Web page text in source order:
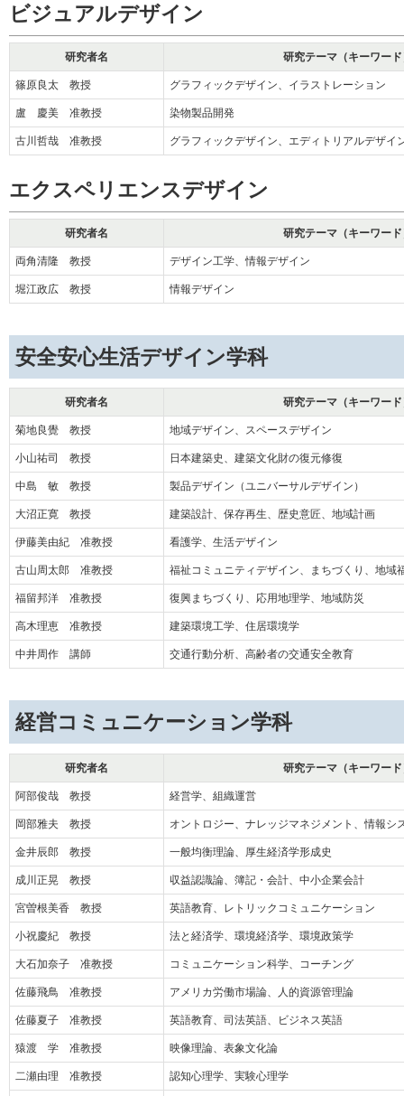
ビジュアルデザイン
研究者名 研究テーマ（キーワード
篠原良太 教授 グラフィックデザイン、イラストレーション
盧 慶美 准教授 染物製品開発
古川哲哉 准教授 グラフィックデザイン、エディトリアルデザイ
エクスペリエンスデザイン
研究者名 研究テーマ（キーワード
両角清隆 教授 デザイン工学、情報デザイン
堀江政広 教授 情報デザイン
安全安心生活デザイン学科
研究者名 研究テーマ（キーワード
菊地良覺 教授 地域デザイン、スペースデザイン
小山祐司 教授 日本建築史、建築文化財の復元修復
中島 敏 教授 製品デザイン（ユニバーサルデザイン）
大沼正寛 教授 建築設計、保存再生、歴史意匠、地域計画
伊藤美由紀 准教授 看護学、生活デザイン
古山周太郎 准教授 福祉コミュニティデザイン、まちづくり、地域
福留邦洋 准教授 復興まちづくり、応用地理学、地域防災
高木理恵 准教授 建築環境工学、住居環境学
中井周作 講師 交通行動分析、高齢者の交通安全教育
経営コミュニケーション学科
研究者名 研究テーマ（キーワード
阿部俊哉 教授 経営学、組織運営
岡部雅夫 教授 オントロジー、ナレッジマネジメント、情報シ
金井辰郎 教授 一般均衡理論、厚生経済学形成史
成川正晃 教授 収益認識論、簿記・会計、中小企業会計
宮曽根美香 教授 英語教育、レトリックコミュニケーション
小祝慶紀 教授 法と経済学、環境経済学、環境政策学
大石加奈子 准教授 コミュニケーション科学、コーチング
佐藤飛鳥 准教授 アメリカ労働市場論、人的資源管理論
佐藤夏子 准教授 英語教育、司法英語、ビジネス英語
猿渡 学 准教授 映像理論、表象文化論
二瀬由理 准教授 認知心理学、実験心理学